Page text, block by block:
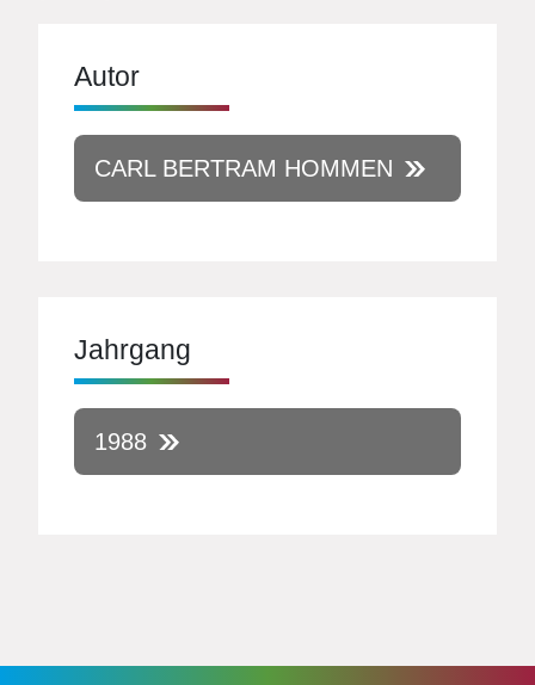
Autor
CARL BERTRAM HOMMEN
Jahrgang
1988